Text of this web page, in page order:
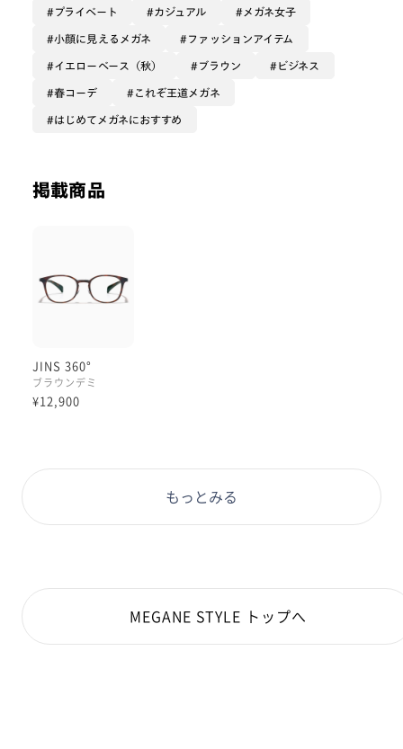
メガネの買い替え要因として
視力が変わった、と言われる方も多いですが、
多くあげられるのがメガネが壊れた。からの
ご来店です😌
メガネが歪んで調整にいかれることも
回転以外の360°縦横に動かすことができます！
壊れにくいので、長くご愛用いただける
中顔面短縮効果もありますよ！！
プライベート カジュアル メガネ女子
小顔に見えるメガネ ファッションアイテム
イエローベース（秋） ブラウン ビジネス
春コーデ これぞ王道メガネ
はじめてメガネにおすすめ
掲載商品
JINS 360°
ブラウンデミ
¥12,900
もっとみる
MEGANE STYLE トップへ